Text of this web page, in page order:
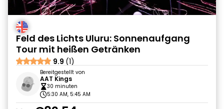
Feld des Lichts Uluru: Sonnenaufgang
Tour mit heißen Getränken
9.9 (1)
Bereitgestellt von
AAT Kings
30 minuten
5:30 AM, 5:45 AM